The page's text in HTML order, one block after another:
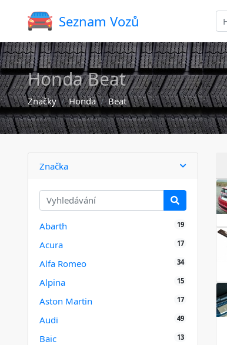
Seznam Vozů
Honda Beat
Značky Honda Beat
Značka
Abarth 19
Acura 17
Alfa Romeo 34
Alpina 15
Aston Martin 17
Audi 49
Baic 13